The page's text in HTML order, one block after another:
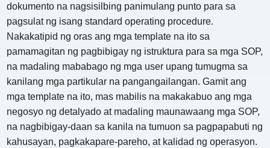
dokumento na nagsisilbing panimulang punto para sa
pagsulat ng isang standard operating procedure.
Nakakatipid ng oras ang mga template na ito sa
pamamagitan ng pagbibigay ng istruktura para sa mga SOP,
na madaling mababago ng mga user upang tumugma sa
kanilang mga partikular na pangangailangan. Gamit ang
mga template na ito, mas mabilis na makakabuo ang mga
negosyo ng detalyado at madaling maunawaang mga SOP,
na nagbibigay-daan sa kanila na tumuon sa pagpapabuti ng
kahusayan, pagkakapare-pareho, at kalidad ng operasyon.